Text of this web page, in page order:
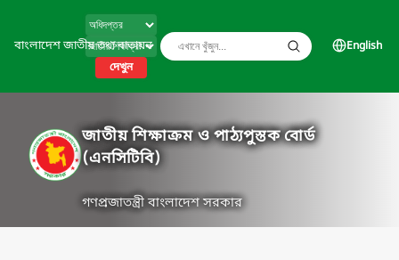
বাংলাদেশ জাতীয় তথ্য বাতায়ন
দেখুন
English
জাতীয় শিক্ষাক্রম ও পাঠ্যপুস্তক বোর্ড
(এনসিটিবি)
গণপ্রজাতন্ত্রী বাংলাদেশ সরকার